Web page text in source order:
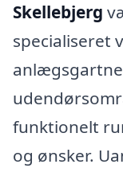
Skellebjerg
specialiseret
funktionelt
og ønsker.